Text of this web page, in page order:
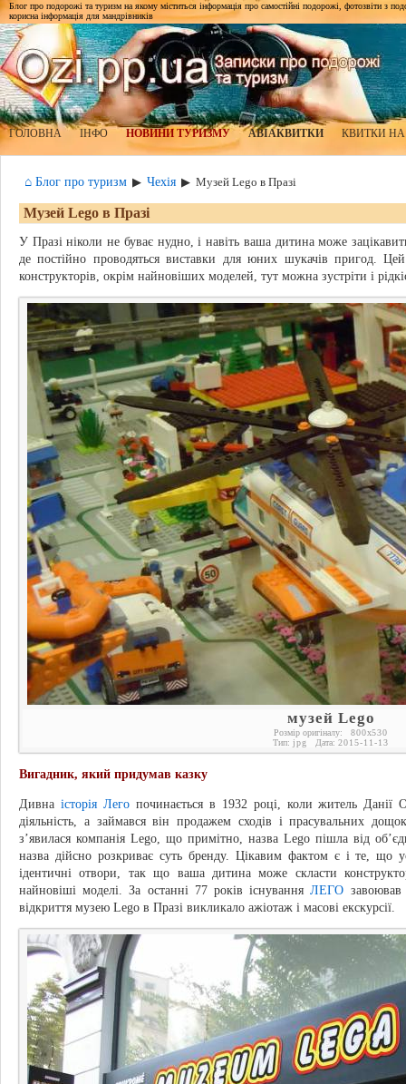
Блог про подорожі та туризм на якому міститься інформація про самостійні подорожі, фотозвіти з
корисна інформація для мандрівників
ГОЛОВНА ІНФО НОВИНИ ТУРИЗМУ АВІАКВИТКИ КВИТКИ
⌂ Блог про туризм ▶ Чехія ▶ Музей Lego в Празі
Музей Lego в Празі
У Празі ніколи не буває нудно, і навіть ваша дитина може
де постійно проводяться виставки для юних шукачів пригод.
конструкторів, окрім найновіших моделей, тут можна зустріти і
музей Lego
Розмір оригіналу: 800x530
Тип: jpg Дата: 2015-11-13
Вигадник, який придумав казку
Дивна історія Легопочинається в 1932 році, коли житель Данії
діяльність, а займався він продажем сходів і прасувальних
з’явилася компанія Lego, що примітно, назва Lego пішла від
назва дійсно розкриває суть бренду. Цікавим фактом є і те, що
ідентичні отвори, так що ваша дитина може скласти
найновіші моделі. За останні 77 років існуванняЛЕГО
відкриття музею Lego в Празі викликало ажіотаж і масові екскурсії.